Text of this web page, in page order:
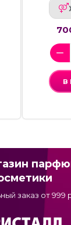
В
заказ от 999